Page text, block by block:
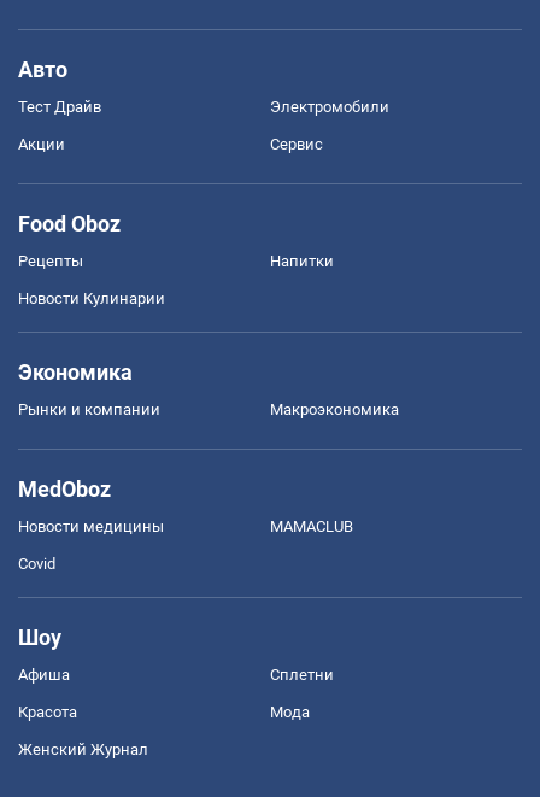
Авто
Тест Драйв Электромобили
Акции Сервис
Food Oboz
Рецепты Напитки
Новости Кулинарии
Экономика
Рынки и компании Mакроэкономика
MedOboz
Новости медицины MAMACLUB
Covid
Шоу
Афиша Сплетни
Красота Мода
Женский Журнал